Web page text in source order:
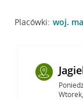
Placówki: woj.